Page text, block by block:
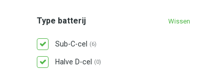
Type batterij Wissen
Sub-C-cel (6)
Halve D-cel (0)